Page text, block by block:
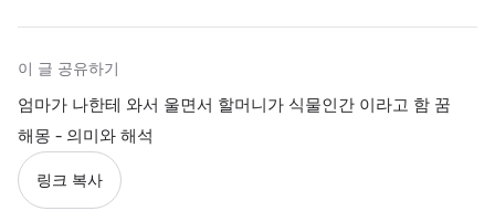
이 글 공유하기
엄마가 나한테 와서 울면서 할머니가 식물인간 이라고 함 꿈
해몽 - 의미와 해석
링크 복사